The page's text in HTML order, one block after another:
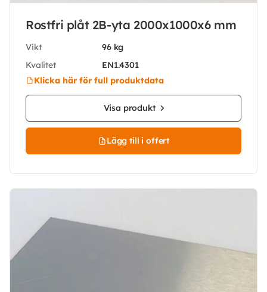
Rostfri plåt 2B-yta 2000x1000x6 mm
Vikt
96 kg
Kvalitet
EN1.4301
Klicka här för full produktdata
Visa produkt
Lägg till i offert